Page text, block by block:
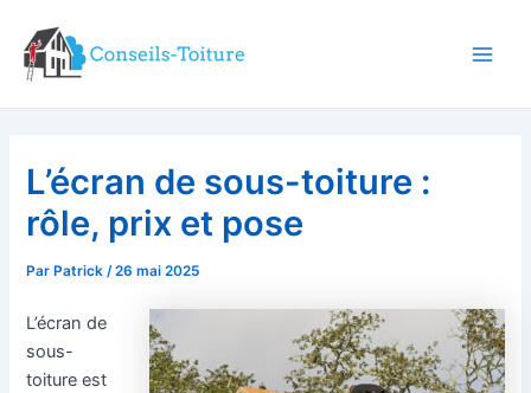
contenu
L’écran de sous-toiture :
rôle, prix et pose
Par Patrick/26 mai 2025
L’écran de
sous-
toiture est